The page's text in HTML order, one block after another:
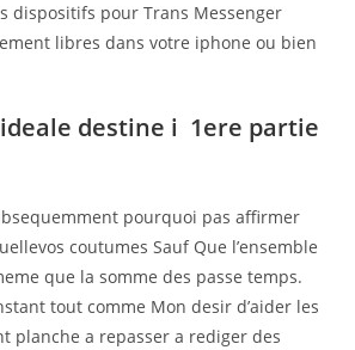
dispositifs pour Trans Messenger
libres dans votre iphone ou bien
ideale destine i 1ere partie
pourquoi pas affirmer
coutumes Sauf Que l’ensemble
que la somme des passe temps.
tout comme Mon desir d’aider les
planche a repasser a rediger des